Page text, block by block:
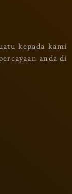
kepada kami
anda di